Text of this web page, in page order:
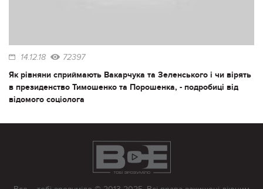
14.12.18 72397
Як рівняни сприймають Вакарчука та Зеленського і чи вірять
в президенство Тимошенко та Порошенка, - подробиці від
відомого соціолога